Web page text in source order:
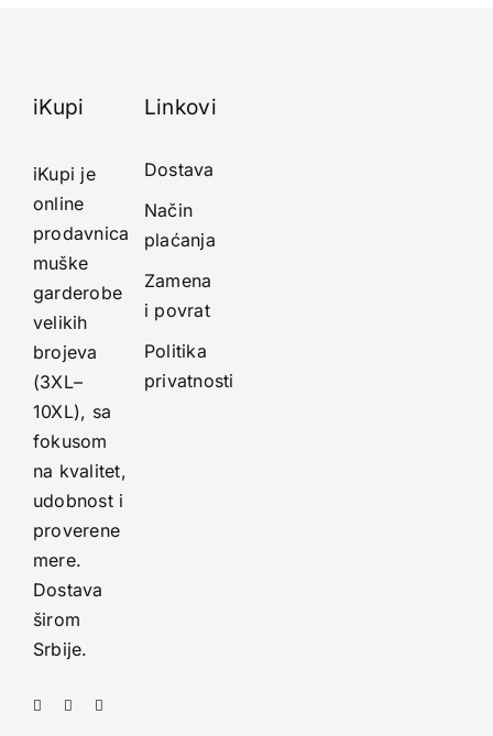
iKupi
iKupi je
online
prodavnica
muške
garderobe
velikih
brojeva
(3XL–
10XL), sa
fokusom
na kvalitet,
udobnost i
proverene
mere.
Dostava
širom
Srbije.
Linkovi
Dostava
Način
plaćanja
Zamena
i povrat
Politika
privatnosti